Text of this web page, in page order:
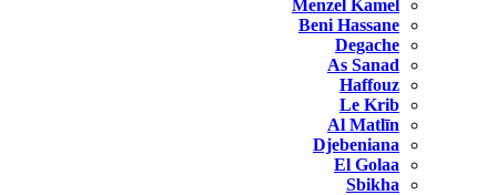
Menzel Kamel
Beni Hassane
Degache
As Sanad
Haffouz
Le Krib
Al Matlīn
Djebeniana
El Golaa
Sbikha